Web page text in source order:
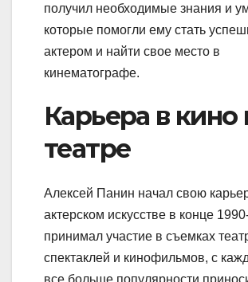
получил необходимые знания и
которые помогли ему стать
актером и найти свое место в
кинематографе.
Карьера в кино
театре
Алексей Панин начал свою
актерском искусстве в конце
принимал участие в съемках
спектаклей и кинофильмов, с
все больше популярности